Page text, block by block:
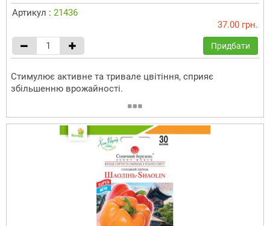
Артикул : 21436
37.00 грн.
Придбати
Стимулює активне та тривале цвітіння, сприяє
збільшенню врожайності.